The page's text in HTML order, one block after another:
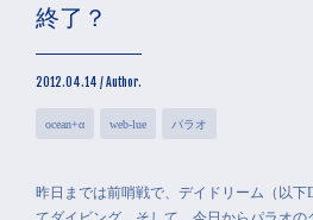
終了？
2012.04.14 / Author.
ocean+α web-lue パラオ
昨日までは前哨戦で、デイドリーム（以